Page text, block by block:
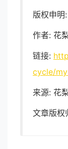
版权申明:
作者: 花
链接:
cycle/
来源: 花
文章版权